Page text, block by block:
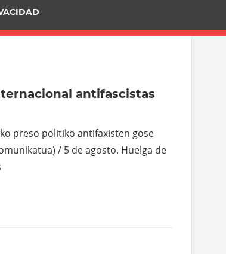
antifascistas
preso politiko antifaxisten gose
/ 5 de agosto. Huelga de